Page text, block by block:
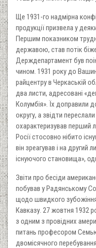
Ще 1931-го надмірна
продукції призвела у
Першим показником
державою, став потік
Держдепартамент був
чином. 1931 року до
райцентру в Черкаській
два листи, адресовані
Колумбія». Їх доправили
округу, а звідти
охарактеризував перший
Росії стосовно нібито
він зреагував і на другий
існуючого становища»,
Звіти про бесіди
побував у Радянському
щодо швидкого зубожіння
Кавказу. 27 жовтня 1932
з одним з провідних
питань професором
двомісячного